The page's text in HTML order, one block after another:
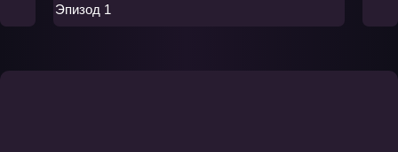
Эпизод 1